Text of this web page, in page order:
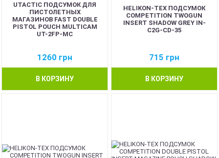
UTACTIC ПОДСУМОК ДЛЯ
ПИСТОЛЕТНЫХ
МАГАЗИНОВ FAST DOUBLE
PISTOL POUCH MULTICAM
UT-2FP-MC
1260 грн
В КОРЗИНУ
HELIKON-TEX ПОДСУМОК
COMPETITION TWOGUN
INSERT SHADOW GREY IN-
C2G-CD-35
715 грн
В КОРЗИНУ